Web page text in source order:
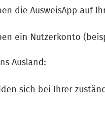
die AusweisApp auf
ein Nutzerkonto
Ausland:
sich bei Ihrer